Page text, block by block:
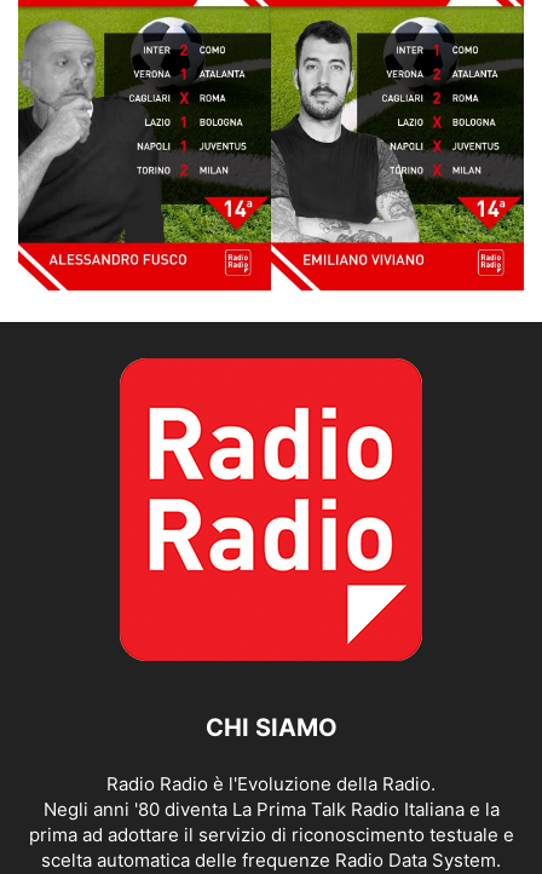
CHI SIAMO
Radio Radio è l'Evoluzione della Radio.
Negli anni '80 diventa La Prima Talk Radio Italiana e la
prima ad adottare il servizio di riconoscimento testuale e
scelta automatica delle frequenze Radio Data System.